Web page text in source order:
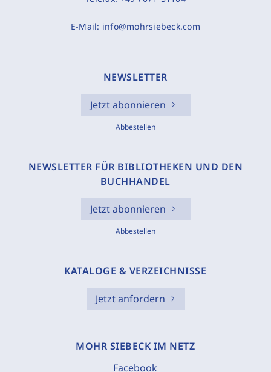
E-Mail: info@mohrsiebeck.com
NEWSLETTER
Jetzt abonnieren
Abbestellen
NEWSLETTER FÜR BIBLIOTHEKEN UND DEN
BUCHHANDEL
Jetzt abonnieren
Abbestellen
KATALOGE & VERZEICHNISSE
Jetzt anfordern
MOHR SIEBECK IM NETZ
Facebook